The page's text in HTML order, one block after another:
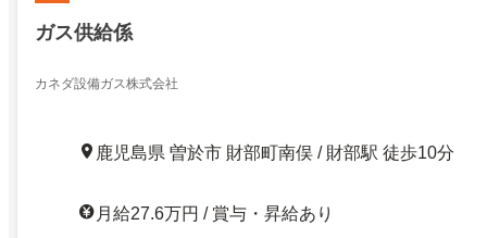
ガス供給係
カネダ設備ガス株式会社
鹿児島県 曽於市 財部町南俣 / 財部駅 徒歩10分
月給27.6万円 / 賞与・昇給あり